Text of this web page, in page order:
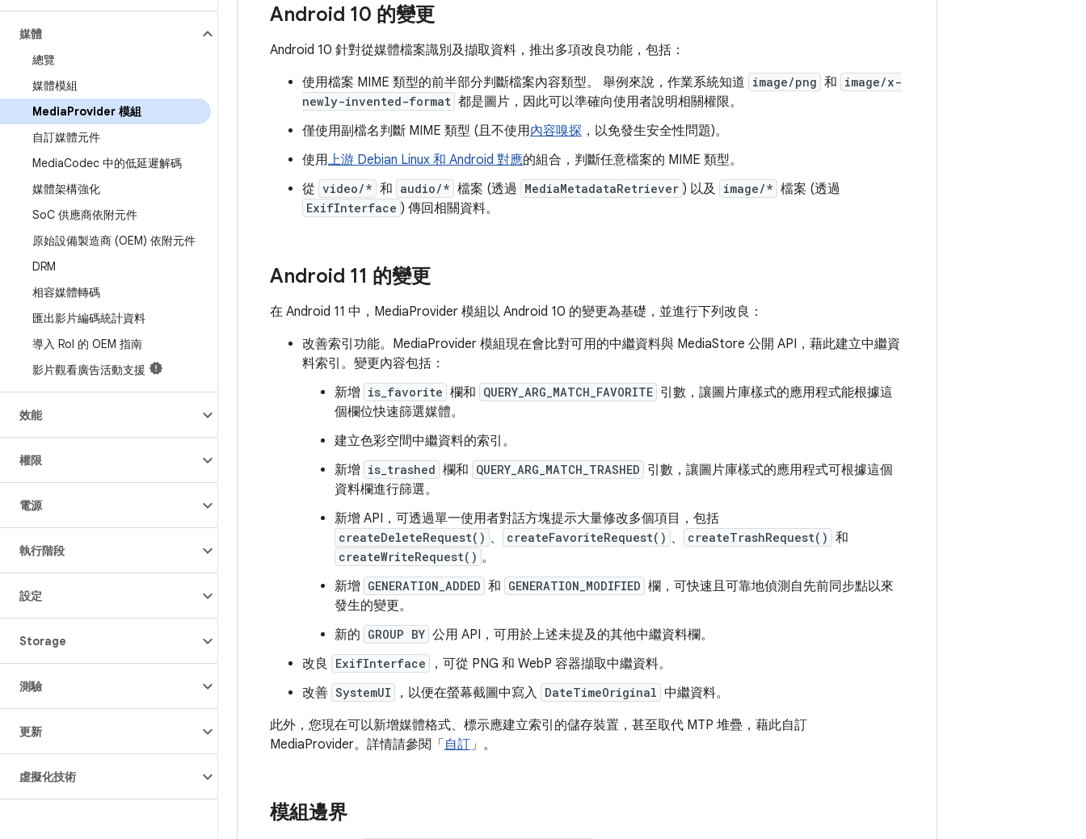
媒體
總覽
媒體模組
MediaProvider 模組
自訂媒體元件
MediaCodec 中的低延遲解碼
媒體架構強化
SoC 供應商依附元件
原始設備製造商 (OEM) 依附元件
DRM
相容媒體轉碼
匯出影片編碼統計資料
導入 RoI 的 OEM 指南
影片觀看廣告活動支援
效能
權限
電源
執行階段
設定
Storage
測驗
更新
虛擬化技術
Android 10 的變更
Android 10 針對從媒體檔案識別及擷取資料，推出多項改良功能，包括：
使用檔案 MIME 類型的前半部分判斷檔案內容類型。 舉例來說，作業系統知道 image/png 和 image/x-
newly-invented-format 都是圖片，因此可以準確向使用者說明相關權限。
僅使用副檔名判斷 MIME 類型 (且不使用內容嗅探 ，以免發生安全性問題)。
使用上游 Debian Linux 和 Android 對應的組合，判斷任意檔案的 MIME 類型。
從 video/* 和 audio/* 檔案 (透過 MediaMetadataRetriever ) 以及 image/* 檔案 (透過
ExifInterface ) 傳回相關資料。
Android 11 的變更
在 Android 11 中，MediaProvider 模組以 Android 10 的變更為基礎，並進行下列改良：
改善索引功能。MediaProvider 模組現在會比對可用的中繼資料與 MediaStore 公開 API，藉此建立中繼資
料索引。變更內容包括：
新增 is_favorite 欄和 QUERY_ARG_MATCH_FAVORITE 引數，讓圖片庫樣式的應用程式能根據這
個欄位快速篩選媒體。
建立色彩空間中繼資料的索引。
新增 is_trashed 欄和 QUERY_ARG_MATCH_TRASHED 引數，讓圖片庫樣式的應用程式可根據這個
資料欄進行篩選。
新增 API，可透過單一使用者對話方塊提示大量修改多個項目，包括
createDeleteRequest() 、 createFavoriteRequest() 、 createTrashRequest() 和
createWriteRequest() 。
新增 GENERATION_ADDED 和 GENERATION_MODIFIED 欄，可快速且可靠地偵測自先前同步點以來
發生的變更。
新的 GROUP BY 公用 API，可用於上述未提及的其他中繼資料欄。
改良 ExifInterface
，可從 PNG 和 WebP 容器擷取中繼資料。
改善 SystemUI ，以便在螢幕截圖中寫入 DateTimeOriginal 中繼資料。
此外，您現在可以新增媒體格式、標示應建立索引的儲存裝置，甚至取代 MTP 堆疊，藉此自訂
MediaProvider。詳情請參閱「 自訂」。
模組邊界